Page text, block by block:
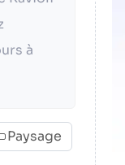
Paysage